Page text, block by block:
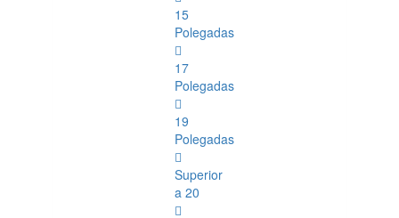
15
Polegadas
17
Polegadas
19
Polegadas
Superior
a 20